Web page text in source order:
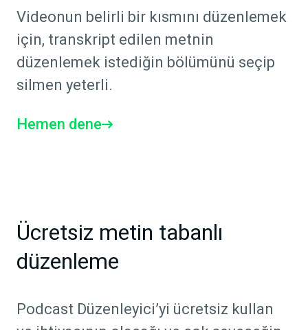
Videonun belirli bir kısmını düzenlemek
için, transkript edilen metnin
düzenlemek istediğin bölümünü seçip
silmen yeterli.
Hemen dene
Ücretsiz metin tabanlı
düzenleme
Podcast Düzenleyici’yi ücretsiz kullan